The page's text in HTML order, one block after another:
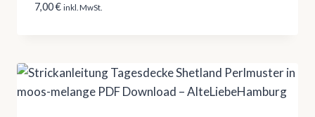
7,00€ inkl. MwSt.